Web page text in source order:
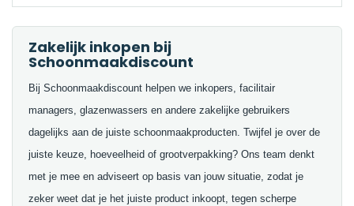
Zakelijk inkopen bij
Schoonmaakdiscount
Bij Schoonmaakdiscount helpen we inkopers, facilitair
managers, glazenwassers en andere zakelijke gebruikers
dagelijks aan de juiste schoonmaakproducten. Twijfel je over de
juiste keuze, hoeveelheid of grootverpakking? Ons team denkt
met je mee en adviseert op basis van jouw situatie, zodat je
zeker weet dat je het juiste product inkoopt, tegen scherpe